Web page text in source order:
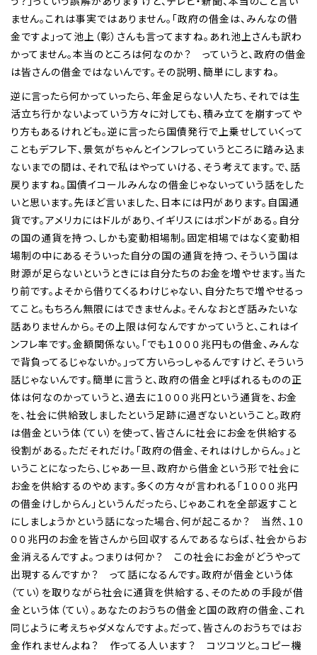
ません。これは事実ではありません。「政府の借金は、みんなの借
金ですよ」って池上（彰）さんも言ってますね。あれ池上さんも訳わ
かってません。本当のところは何なのか？ っていうと、政府の借金
は皆さんの借金ではないんです。その説明、簡単にしますね。
逆に言ったら何かっていったら、年金足らない人たち、それでは生
活立ち行かないよっていう方々に対しても、積み立てを崩すってや
り方もあるけれども。逆に言ったら国債発行で上乗せしていくって
こともデフレ下、景気がちゃんとインフレっていうところに踏み込ま
ないまでの間は、それで私はやっていける、そう考えてます。で、話
戻りますね。国債イコールみんなの借金じゃないっていう話をした
いと思います。先ほど言いました、日本には円があります。自国通
貨です。アメリカにはドルがあり、イギリスにはポンドがある。自分
の国の通貨を持つ、しかも変動相場制。固定相場ではなく変動相
場制の中にあるそういった自分の国の通貨を持つ、そういう国は
財源が足らないというときには自分たちのお金を増やせます。当た
り前です。よそから借りてくるわけじゃない、自分たちで増やせるっ
てこと。もちろん無限にはできませんよ。そんなおとぎ話みたいな
話ありませんから。その上限は何なんですかっていうと、これはイ
ンフレ率です。金額関係ない。「でも１０００兆円もの借金、みんな
で背負ってるじゃないか。」って方いらっしゃるんですけど、そういう
話じゃないんです。簡単に言うと、政府の借金と呼ばれるものの正
体は何なのかっていうと、過去に１０００兆円という通貨を、お金
を、社会に供給致しましたという足跡に過ぎないということ。政府
は借金という体（てい）を使って、皆さんに社会にお金を供給する
役割がある。ただそれだけ。「政府の借金、それはけしからん。」と
いうことになったら、じゃあ一旦、政府から借金という形で社会に
お金を供給するのやめます。多くの方々が言われる「１０００兆円
の借金けしからん」というんだったら、じゃあこれを全部返すこと
にしましょうかという話になった場合、何が起こるか？ 当然、１０
００兆円のお金を皆さんから回収するんであるならば、社会からお
金消えるんですよ。つまりは何か？ この社会にお金がどうやって
出現するんですか？ って話になるんです。政府が借金という体
（てい）を取りながら社会に通貨を供給する、そのための手段が借
金という体（てい）。あなたのおうちの借金と国の政府の借金、これ
同じように考えちゃダメなんですよ。だって、皆さんのおうちではお
金作れませんよね？ 作ってる人います？ コツコツと。コピー機